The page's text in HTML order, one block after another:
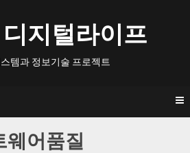
지털라이프
템과 정보기술 프로젝트
웨어품질